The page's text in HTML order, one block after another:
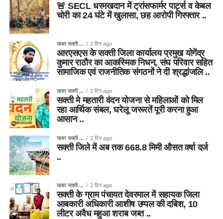
🚨 SECL धरमखदान में ट्रांसफार्मर पार्ट्स व केबल
चोरी का 24 घंटे में खुलासा, छह आरोपी गिरफ्तार ..
खबर सक्ती ... 2 दिन ago
आरएसएस के सक्ती जिला कार्यालय प्रमुख योगेंद्र
कुमार राठौर का आकस्मिक निधन, संघ परिवार सहित
सामाजिक एवं राजनीतिक संगठनों ने दी श्रद्धांजलि ..
खबर सक्ती ... 2 दिन ago
सक्ती मे महतारी वंदन योजना से महिलाओं को मिल
रहा आर्थिक संबल, घरेलू जरूरतें पूरी करना हुआ
आसान ..
खबर सक्ती ... 2 दिन ago
सक्ती जिले में अब तक 668.8 मिमी औसत वर्षा दर्ज
..
खबर सक्ती ... 2 दिन ago
सक्ती के ग्राम पंचायत देवरमाल में सहायक जिला
आबकारी अधिकारी आशीष उप्पल की दबिश, 10
लीटर अवैध महुआ शराब जब्त ..